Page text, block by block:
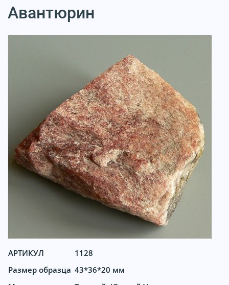
Aвантюрин
АРТИКУЛ
1128
Размер образца 43*36*20 мм